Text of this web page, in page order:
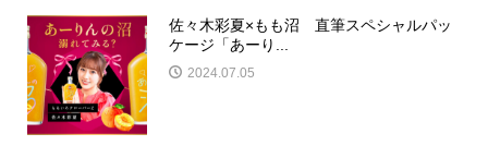
佐々木彩夏×もも沼 直筆スペシャルパッ
ケージ「あーり...
2024.07.05